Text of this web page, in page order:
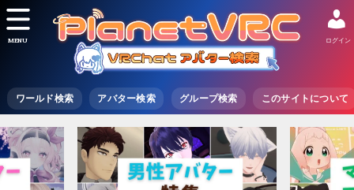
ワールド検索 アバター検索 グループ検索 このサイトについて
ログイン
MENU